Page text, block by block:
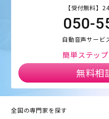
【受付無料】
050-
自動音声サービ
簡単ステッ
無料相
全国の専門家を探す